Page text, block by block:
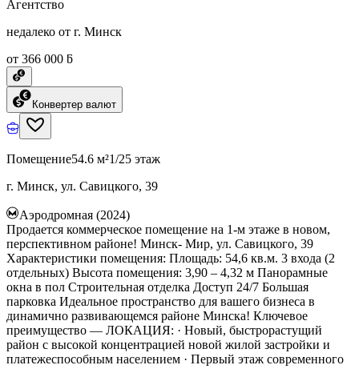
Агентство
недалеко от г. Минск
от 366 000 ƃ
Конвертер валют
Помещение54.6 м²1/25 этаж
г. Минск, ул. Савицкого, 39
Аэродромная (2024)
Продается коммерческое помещение на 1-м этаже в новом,
перспективном районе! Минск- Мир, ул. Савицкого, 39
Характеристики помещения: Площадь: 54,6 кв.м. 3 входа (2
отдельных) Высота помещения: 3,90 – 4,32 м Панорамные
окна в пол Строительная отделка Доступ 24/7 Большая
парковка Идеальное пространство для вашего бизнеса в
динамично развивающемся районе Минска! Ключевое
преимущество — ЛОКАЦИЯ: · Новый, быстрорастущий
район с высокой концентрацией новой жилой застройки и
платежеспособным населением · Первый этаж современного